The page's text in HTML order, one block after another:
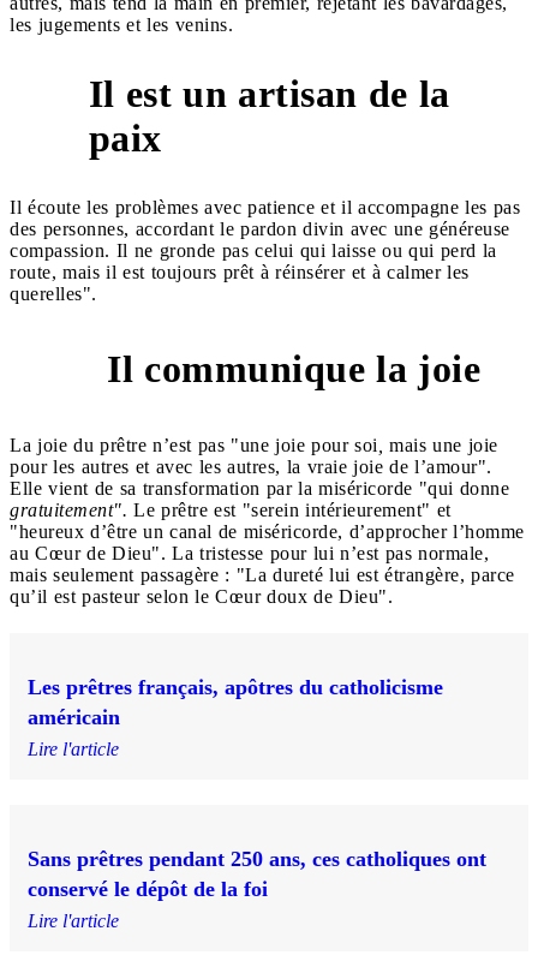
les jugements et les venins.
Il est un artisan de la
paix
Il écoute les problèmes avec patience et il accompagne les pas
des personnes, accordant le pardon divin avec une généreuse
compassion. Il ne gronde pas celui qui laisse ou qui perd la
route, mais il est toujours prêt à réinsérer et à calmer les
querelles".
Il communique la joie
La joie du prêtre n’est pas "une joie pour soi
mais une joie
pour les autres et avec les autres, la vraie joie de l’amour".
Elle vient de sa transformation par la miséricorde "qui donne
gratuitement". Le prêtre est "serein intérieurement" et
"heureux d’être un canal de miséricorde, d’approcher l’homme
au Cœur de Dieu". La tristesse pour lui n’est pas normale,
mais seulement passagère : "La dureté lui est étrangère, parce
qu’il est pasteur selon le Cœur doux de Dieu".
Les prêtres français, apôtres du catholicisme
américain
Lire l'article
Sans prêtres pendant 250 ans, ces catholiques ont
conservé le dépôt de la foi
Lire l'article